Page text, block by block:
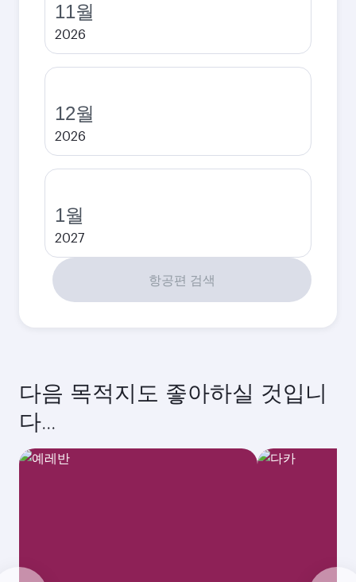
11월
2026
12월
2026
1월
2027
항공편 검색
다음 목적지도 좋아하실 것입니
다...